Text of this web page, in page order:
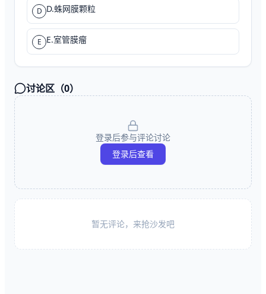
D D.蛛网膜颗粒
E E.室管膜瘤
讨论区（0）
登录后参与评论讨论
登录后查看
暂无评论，来抢沙发吧